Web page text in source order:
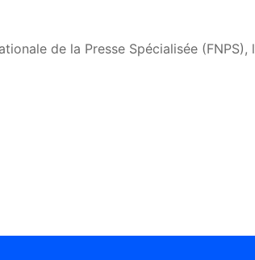
de la Presse Spécialisée